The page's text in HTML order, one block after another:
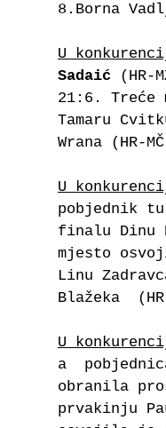
8.Borna
U
Sadaić
21:6. Treće
Tamaru
Wrana (HR-
U
pobjednik
finalu Dinu
mjesto
Linu
Blažeka
U
a
obranila
prvakinju